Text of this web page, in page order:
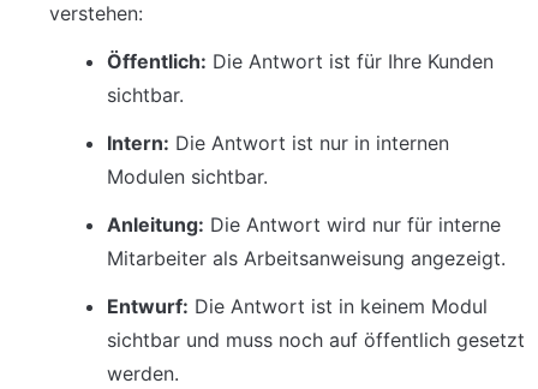
verstehen:
Öffentlich: Die Antwort ist für Ihre Kunden
sichtbar.
Intern: Die Antwort ist nur in internen
Modulen sichtbar.
Anleitung: Die Antwort wird nur für interne
Mitarbeiter als Arbeitsanweisung angezeigt.
Entwurf: Die Antwort ist in keinem Modul
sichtbar und muss noch auf öffentlich gesetzt